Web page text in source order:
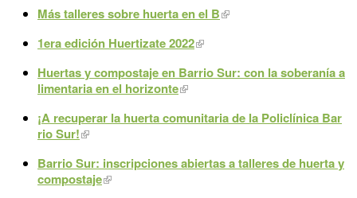
Más talleres sobre huerta en el B
1era edición Huertizate 2022
Huertas y compostaje en Barrio Sur: con la soberanía a
limentaria en el horizonte
¡A recuperar la huerta comunitaria de la Policlínica Bar
rio Sur!
Barrio Sur: inscripciones abiertas a talleres de huerta y
compostaje